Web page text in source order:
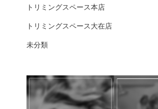
トリミングスペース本店
トリミングスペース大在店
未分類